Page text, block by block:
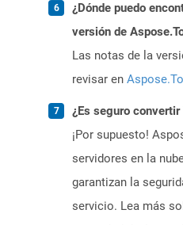
¿Dónde puedo
versión de
Las notas de la
revisar en
¿Es seguro convertir
¡Por supuesto!
servidores en la
garantizan la
servicio. Lea más